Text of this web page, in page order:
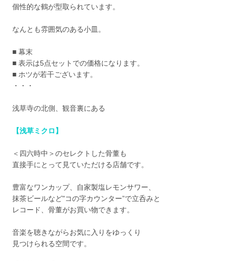
個性的な鶴が型取られています。
なんとも雰囲気のある小皿。
■ 幕末
■ 表示は5点セットでの価格になります。
■ ホツが若干ございます。
・・・
浅草寺の北側、観音裏にある
【浅草ミクロ】
＜四六時中＞のセレクトした骨董も
直接手にとって見ていただける店舗です。
豊富なワンカップ、自家製塩レモンサワー、
抹茶ビールなど"コの字カウンター”で立呑みと
レコード、骨董がお買い物できます。
音楽を聴きながらお気に入りをゆっくり
見つけられる空間です。